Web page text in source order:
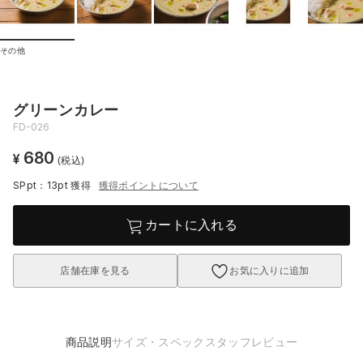
その他
グリーンカレー
FD-026
¥ 680 (税込)
SPpt：13pt獲得 獲得ポイントについて
カートに入れる
店舗在庫を見る お気に入りに追加
商品説明サイズ・スペック スタッフレビュー